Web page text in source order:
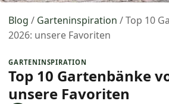
Blog / Garteninspiration /Top 10
2026: unsere Favoriten
GARTENINSPIRATION
Top 10 Gartenbänke
unsere Favoriten